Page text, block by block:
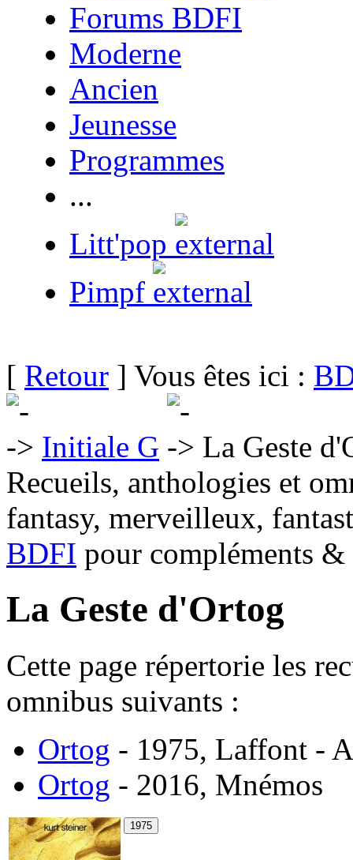
Forums BDFI
Moderne
Ancien
Jeunesse
Programmes
...
Litt'pop
Pimpf
[ Retour ] Vous êtes ici :
Initiale G
La Geste
Recueils, anthologies et
fantasy, merveilleux,
BDFI pour compléments
La Geste d'Ortog
Cette page répertorie les
omnibus suivants :
Ortog - 1975, Laffont -
Ortog - 2016, Mnémos